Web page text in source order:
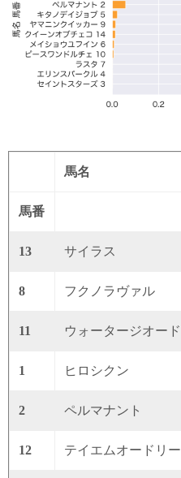
馬名
馬番
13 サイラス
8 フクノラヴァル
11 ウォータージオード
1 ヒロシクン
2 ペルマナント
12 テイエムオードリー